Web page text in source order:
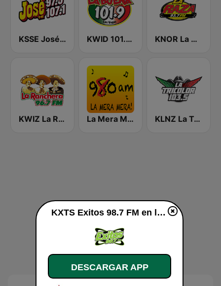
KSSE José 97.5 y 107.1 KWID 101.9 La Buena KNOR La Raza 93.7 (US Only)
KWIZ La Ranchera 96.7 FM (US Only) La Mera Mera 980 AM KLNZ La Tricolor 103.5 FM
KXTS Exitos 98.7 FM en línea
DESCARGAR APP